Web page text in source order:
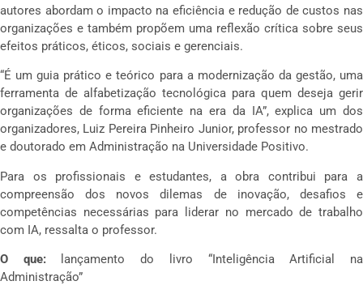
autores abordam o impacto na eficiência e redução de custos nas
organizações e também propõem uma reflexão crítica sobre seus
efeitos práticos, éticos, sociais e gerenciais.
“É um guia prático e teórico para a modernização da gestão, uma
ferramenta de alfabetização tecnológica para quem deseja gerir
organizações de forma eficiente na era da IA”, explica um dos
organizadores, Luiz Pereira Pinheiro Junior, professor no mestrado
e doutorado em Administração na Universidade Positivo.
Para os profissionais e estudantes, a obra contribui para a
compreensão dos novos dilemas de inovação, desafios e
competências necessárias para liderar no mercado de trabalho
com IA, ressalta o professor.
O que:lançamento do livro “Inteligência Artificial na
Administração”